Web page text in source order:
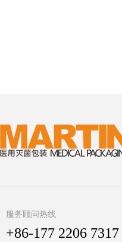
服务顾问热线
+86-177 2206 7317